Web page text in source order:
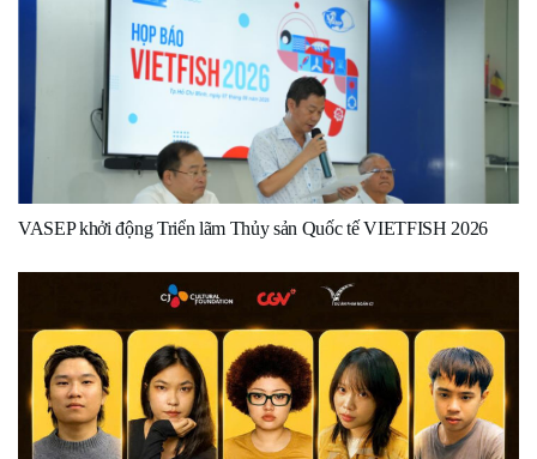
VASEP khởi động Triển lãm Thủy sản Quốc tế VIETFISH 2026